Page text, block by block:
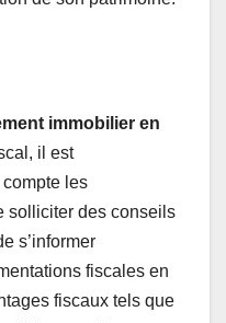
immobilier en
il est
les
solliciter des conseils
s’informer
fiscales en
fiscaux tels que